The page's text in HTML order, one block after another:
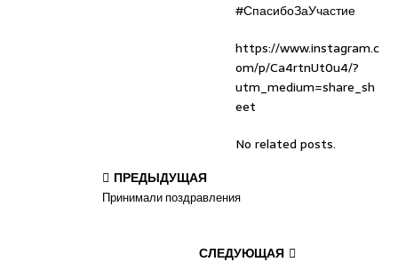
#СпасибоЗаУчастие
https://www.instagram.c
om/p/Ca4rtnUt0u4/?
utm_medium=share_sh
eet
No related posts.
ПРЕДЫДУЩАЯ
Принимали поздравления
СЛЕДУЮЩАЯ